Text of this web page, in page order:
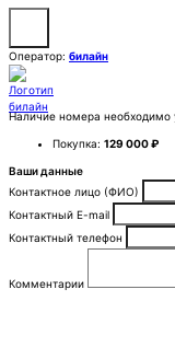
Оператор: билайн
Наличие номера необходимо
Покупка: 129 000 ₽
Ваши данные
Контактное лицо (ФИО)
Контактный E-mail
Контактный телефон
Комментарии